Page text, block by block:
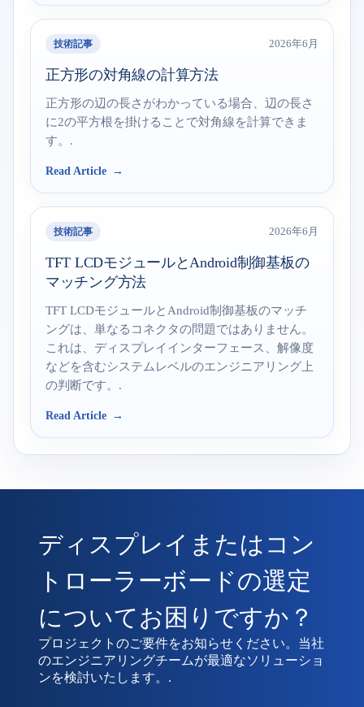
技術記事 2026年6月
正方形の対角線の計算方法
正方形の辺の長さがわかっている場合、辺の長さ
に2の平方根を掛けることで対角線を計算できま
す。.
Read Article
技術記事 2026年6月
TFT LCDモジュールとAndroid制御基板の
マッチング方法
TFT LCDモジュールとAndroid制御基板のマッチ
ングは、単なるコネクタの問題ではありません。
これは、ディスプレイインターフェース、解像度
などを含むシステムレベルのエンジニアリング上
の判断です。.
Read Article
ディスプレイまたはコン
トローラーボードの選定
についてお困りですか？
プロジェクトのご要件をお知らせください。当社
のエンジニアリングチームが最適なソリューショ
ンを検討いたします。.